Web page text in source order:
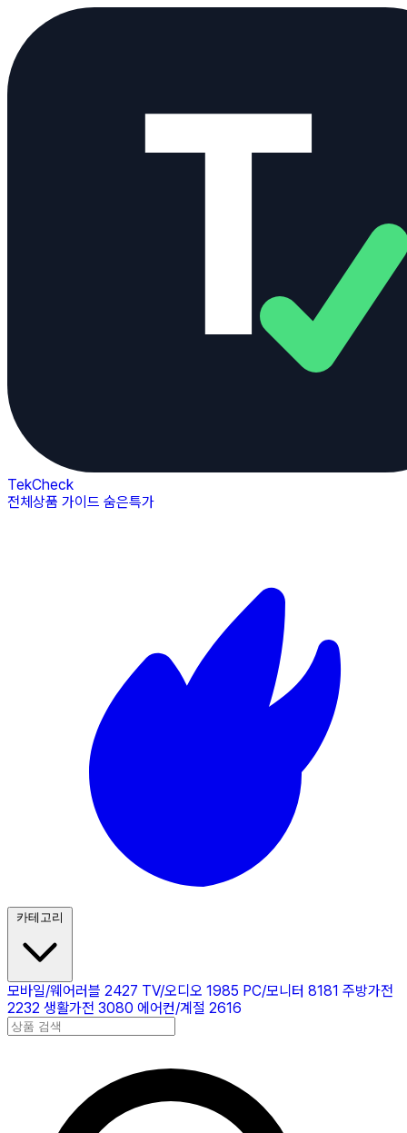
TekCheck
전체상품 가이드 숨은특가
카테고리
모바일/웨어러블 2427 TV/오디오 1985 PC/모니터 8181 주방가전
2232 생활가전 3080 에어컨/계절 2616